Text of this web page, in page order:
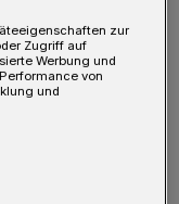
wurden
allein aus
Eritrea
zur
Zugriff auf
Werbung und
von
und